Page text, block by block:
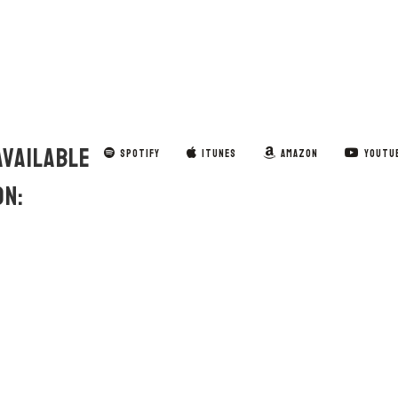
SPOTIFY ITUNES AMAZON